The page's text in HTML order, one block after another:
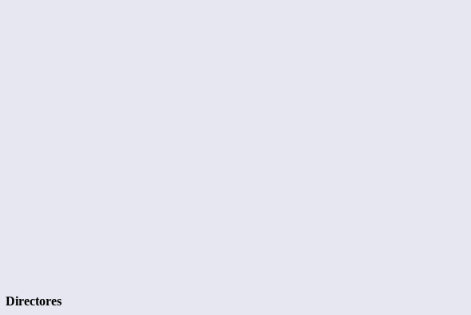
Directores